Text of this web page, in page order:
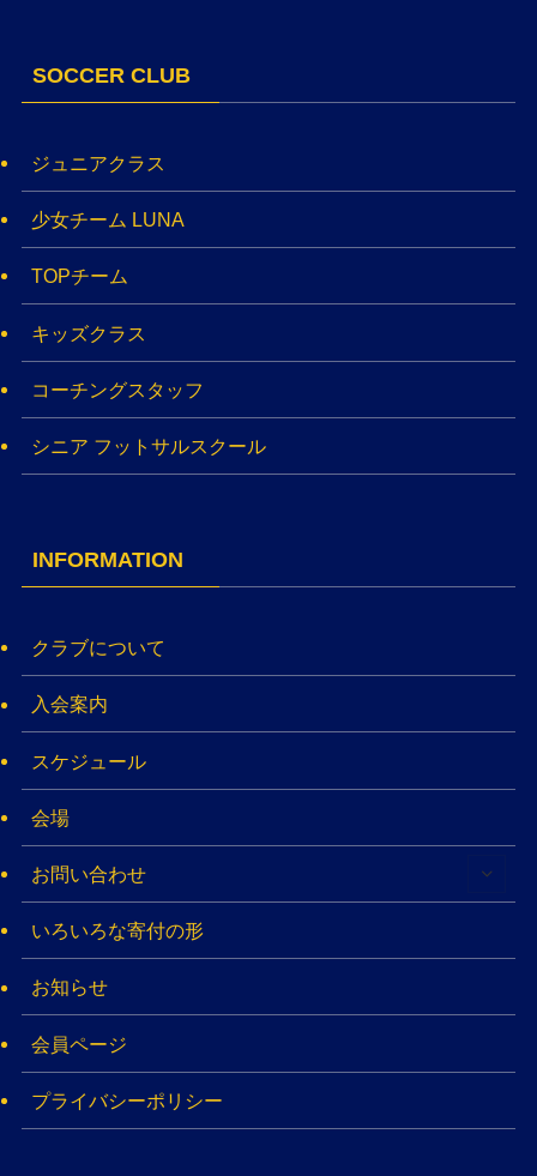
SOCCER CLUB
ジュニアクラス
少女チーム LUNA
TOPチーム
キッズクラス
コーチングスタッフ
シニア フットサルスクール
INFORMATION
クラブについて
入会案内
スケジュール
会場
お問い合わせ
いろいろな寄付の形
お知らせ
会員ページ
プライバシーポリシー